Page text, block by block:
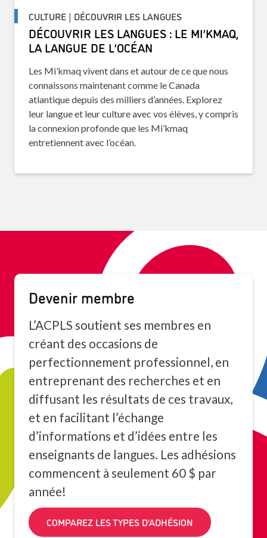
CULTURE | DÉCOUVRIR LES LANGUES
DÉCOUVRIR LES LANGUES : LE MI’KMAQ,
LA LANGUE DE L’OCÉAN
Les Mi’kmaq vivent dans et autour de ce que nous
connaissons maintenant comme le Canada
atlantique depuis des milliers d’années. Explorez
leur langue et leur culture avec vos élèves, y compris
la connexion profonde que les Mi’kmaq
entretiennent avec l’océan.
Devenir membre
L’ACPLS soutient ses membres en
créant des occasions de
perfectionnement professionnel, en
entreprenant des recherches et en
diffusant les résultats de ces travaux,
et en facilitant l’échange
d’informations et d’idées entre les
enseignants de langues. Les adhésions
commencent à seulement 60 $ par
année!
COMPAREZ LES TYPES D’ADHÉSION